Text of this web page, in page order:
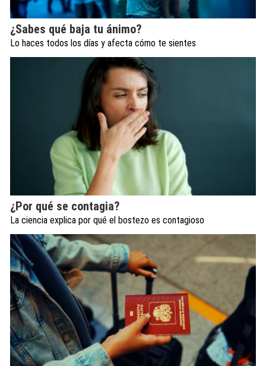
¿Sabes qué baja tu ánimo?
Lo haces todos los días y afecta cómo te sientes
¿Por qué se contagia?
La ciencia explica por qué el bostezo es contagioso